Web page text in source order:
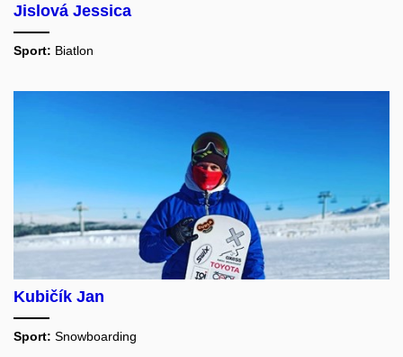
Jislová Jessica
Sport: Biatlon
Kubičík Jan
Sport: Snowboarding